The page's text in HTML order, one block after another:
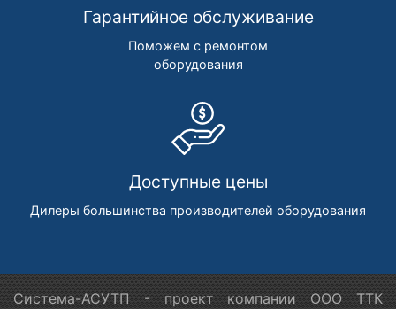
Гарантийное обслуживание
Поможем с ремонтом
оборудования
Доступные цены
Дилеры большинства производителей оборудования
Система-АСУТП - проект компании ООО ТТК